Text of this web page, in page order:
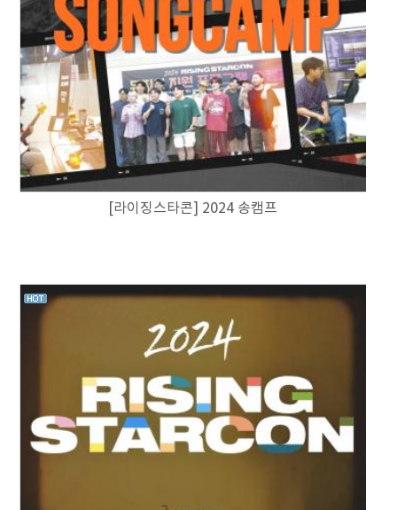
[라이징스타콘] 2024 송캠프